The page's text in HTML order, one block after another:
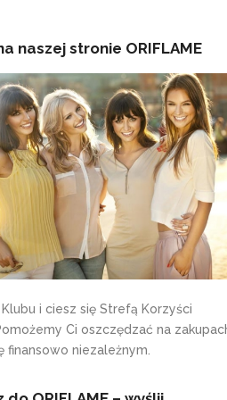
naszej stronie ORIFLAME
Klubu i ciesz się Strefą Korzyści
Ci oszczędzać na
finansowo niezależnym.